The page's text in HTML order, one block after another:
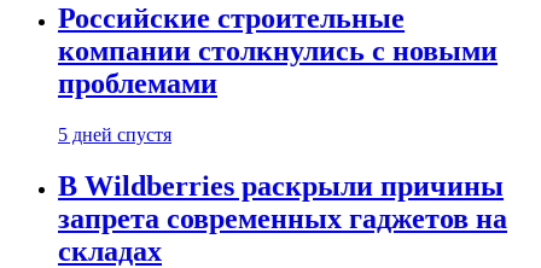
Российские строительные
компании столкнулись с новыми
проблемами
5 дней спустя
В Wildberries раскрыли причины
запрета современных гаджетов на
складах